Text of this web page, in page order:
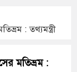
: তথ্যমন্ত্রী
মতিভ্রম :